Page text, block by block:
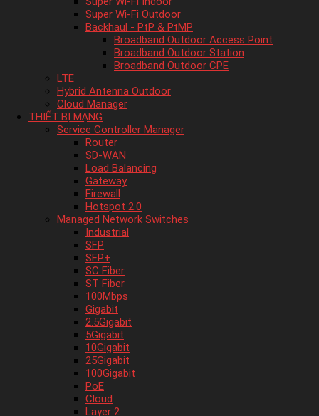
Super Wi-Fi Outdoor
Backhaul - PtP & PtMP
Broadband Outdoor Access Point
Broadband Outdoor Station
Broadband Outdoor CPE
LTE
Hybrid Antenna Outdoor
Cloud Manager
THIẾT BỊ MẠNG
Service Controller Manager
Router
SD-WAN
Load Balancing
Gateway
Firewall
Hotspot 2.0
Managed Network Switches
Industrial
SFP
SFP+
SC Fiber
ST Fiber
100Mbps
Gigabit
2.5Gigabit
5Gigabit
10Gigabit
25Gigabit
100Gigabit
PoE
Cloud
Layer 2